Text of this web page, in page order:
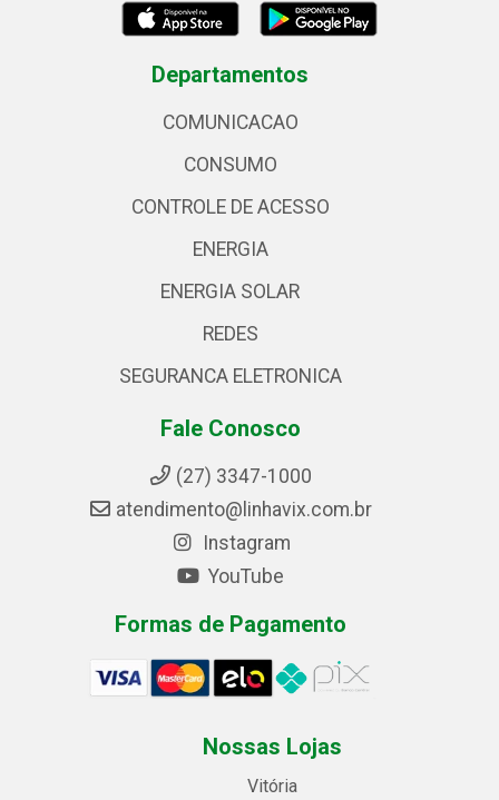
Departamentos
COMUNICACAO
CONSUMO
CONTROLE DE ACESSO
ENERGIA
ENERGIA SOLAR
REDES
SEGURANCA ELETRONICA
Fale Conosco
(27) 3347-1000
atendimento@linhavix.com.br
Instagram
YouTube
Formas de Pagamento
Nossas Lojas
Vitória